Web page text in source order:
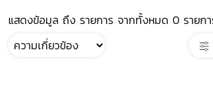
แสดงข้อมูล ถึง รายการ จากทั้งหมด 0 รายก